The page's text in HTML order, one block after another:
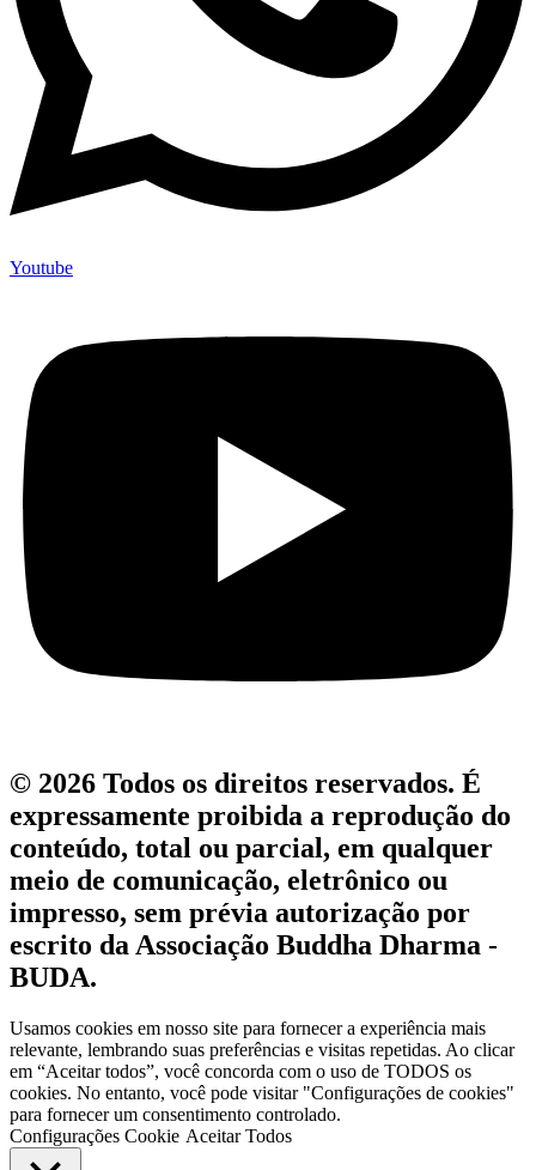
Youtube
© 2026 Todos os direitos reservados. É
expressamente proibida a reprodução do
conteúdo, total ou parcial, em qualquer
meio de comunicação, eletrônico ou
impresso, sem prévia autorização por
escrito da Associação Buddha Dharma -
BUDA.
Usamos cookies em nosso site para fornecer a experiência mais
relevante, lembrando suas preferências e visitas repetidas. Ao clicar
em “Aceitar todos”, você concorda com o uso de TODOS os
cookies. No entanto, você pode visitar "Configurações de cookies"
para fornecer um consentimento controlado.
Configurações Cookie Aceitar Todos